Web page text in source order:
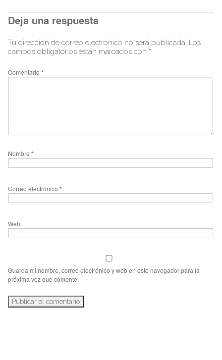
Deja una respuesta
Tu dirección de correo electrónico no será publicada. Los
campos obligatorios están marcados con *
Comentario *
Nombre *
Correo electrónico *
Web
Guarda mi nombre, correo electrónico y web en este navegador para la
próxima vez que comente.